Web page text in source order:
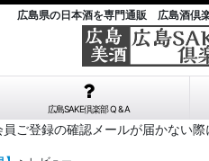
広島県の日本酒を専門通販 広島酒倶
広島SAKE倶楽部 Q & A
員ご登録の確認メールが届かない際